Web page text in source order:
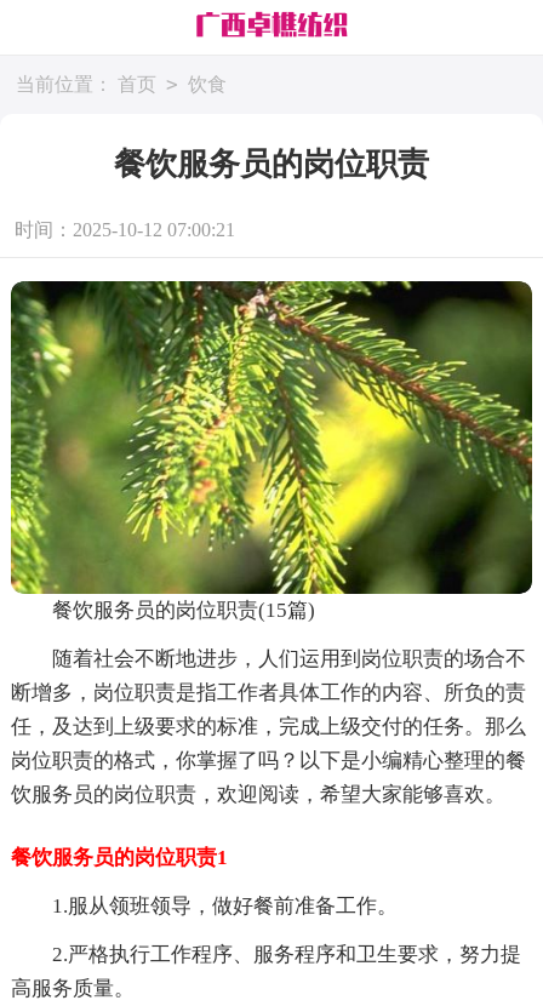
当前位置： 首页 > 饮食
餐饮服务员的岗位职责
时间：2025-10-12 07:00:21
餐饮服务员的岗位职责(15篇)
随着社会不断地进步，人们运用到岗位职责的场合不
断增多，岗位职责是指工作者具体工作的内容、所负的责
任，及达到上级要求的标准，完成上级交付的任务。那么
岗位职责的格式，你掌握了吗？以下是小编精心整理的餐
饮服务员的岗位职责，欢迎阅读，希望大家能够喜欢。
餐饮服务员的岗位职责1
1.服从领班领导，做好餐前准备工作。
2.严格执行工作程序、服务程序和卫生要求，努力提
高服务质量。